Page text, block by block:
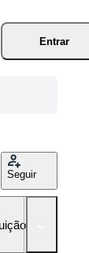
Entrar
Seguir